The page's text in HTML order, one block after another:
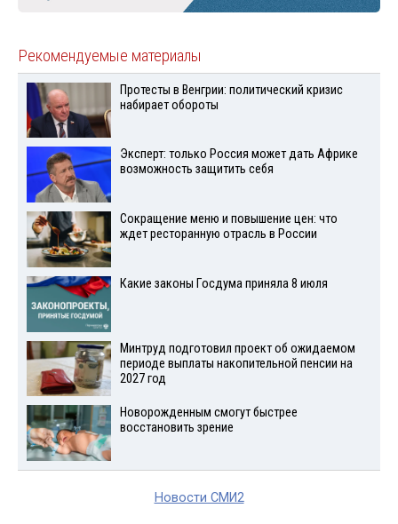
Рекомендуемые материалы
Протесты в Венгрии: политический кризис
набирает обороты
Эксперт: только Россия может дать Африке
возможность защитить себя
Сокращение меню и повышение цен: что
ждет ресторанную отрасль в России
Какие законы Госдума приняла 8 июля
Минтруд подготовил проект об ожидаемом
периоде выплаты накопительной пенсии на
2027 год
Новорожденным смогут быстрее
восстановить зрение
Новости СМИ2